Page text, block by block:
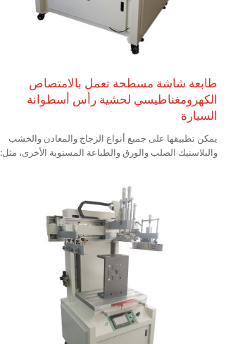
طابعة شاشة مسطحة تعمل بالامتصاص
الكهرومغناطيسي لحشية رأس أسطوانة
السيارة
يمكن تطبيقها على جميع أنواع الزجاج والمعادن والخشب
والبلاستيك الصلب والورق والطباعة المستوية الأخرى، مثل: